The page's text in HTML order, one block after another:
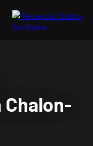
PIETRAPOLIS